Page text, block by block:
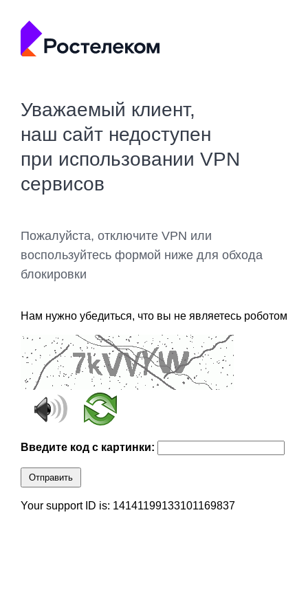
Уважаемый клиент,
наш сайт недоступен
при использовании VPN
сервисов
Пожалуйста, отключите VPN или
воспользуйтесь формой ниже для обхода
блокировки
Нам нужно убедиться, что вы не являетесь роботом
Введите код с картинки:
Отправить
Your support ID is: 14141199133101169837